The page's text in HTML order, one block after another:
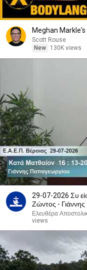
Meghan
Scott Rouse
New
130K views
29-07-2026 Συ είσαι ο Χριστός, ο Υιός του Θεού του
Ζώντος -
Ελευθέρα
views